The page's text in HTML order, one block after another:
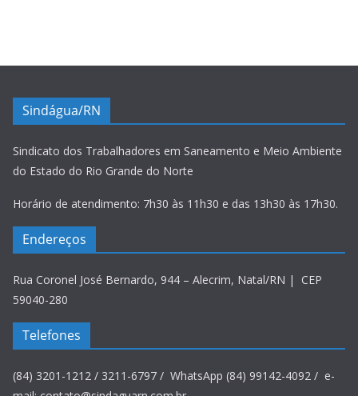
Sindágua/RN
Sindicato dos Trabalhadores em Saneamento e Meio Ambiente
do Estado do Rio Grande do Norte
Horário de atendimento: 7h30 às 11h30 e das 13h30 às 17h30.
Endereços
Rua Coronel José Bernardo, 944 – Alecrim, Natal/RN | CEP
59040-280
Telefones
(84) 3201-1212 / 3211-6797 / WhatsApp (84) 99142-4092 / e-